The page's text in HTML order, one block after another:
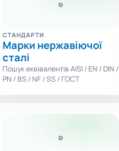
⚙
СТАНДАРТИ
Марки нержавіючої
сталі
Пошук еквівалентів AISI / EN / DIN /
PN / BS / NF / SS / ГОСТ
⚙